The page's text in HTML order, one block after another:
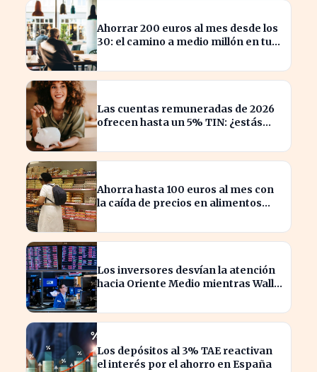
Ahorrar 200 euros al mes desde los
30: el camino a medio millón en tu
Las cuentas remuneradas de 2026
ofrecen hasta un 5% TIN: ¿estás
Ahorra hasta 100 euros al mes con
la caída de precios en alimentos
Los inversores desvían la atención
hacia Oriente Medio mientras Wall
Los depósitos al 3% TAE reactivan
el interés por el ahorro en España